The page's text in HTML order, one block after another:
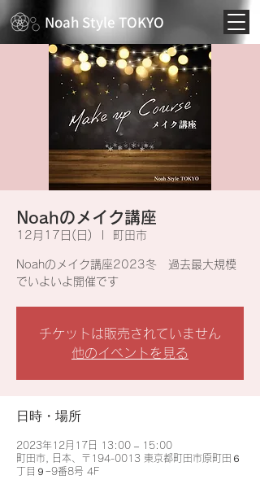
Noah Style TOKYO
Noahのメイク講座
12月17日(日) 町田市
Noahのメイク講座2023冬 過去最大規模
でいよいよ開催です
チケットは販売されていません
他のイベントを見る
日時・場所
2023年12月17日 13:00 – 15:00
町田市, 日本、〒194-0013 東京都町田市原町田６
丁目９−9番8号 4F